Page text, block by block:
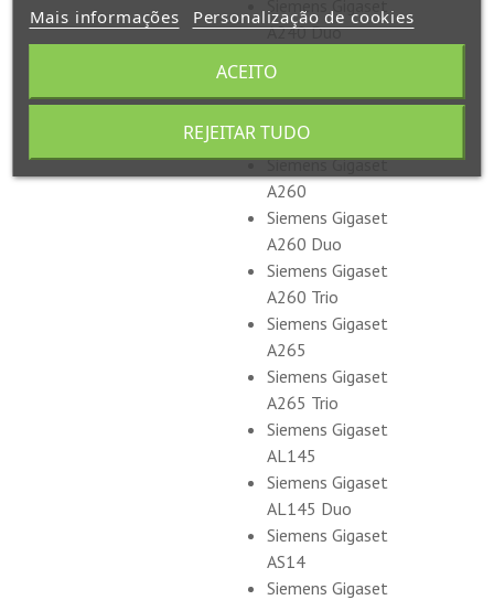
A240 Duo
A245
Siemens Gigaset
A245 Duo
Siemens Gigaset
A260
Siemens Gigaset
A260 Duo
Siemens Gigaset
A260 Trio
Siemens Gigaset
A265
Siemens Gigaset
A265 Trio
Siemens Gigaset
AL145
Siemens Gigaset
AL145 Duo
Siemens Gigaset
AS14
Siemens Gigaset
Mais informações Personalização de cookies
REJEITAR TUDO
ACEITO